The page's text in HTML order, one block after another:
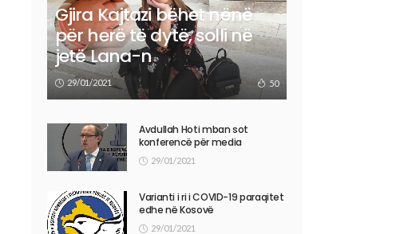
Gjira Kajtazi bëhet nënë
për herë të dytë, solli në
jetë Lana-n
29/01/2021 50
Avdullah Hoti mban sot
konferencë për media
29/01/2021
Varianti i ri i COVID-19 paraqitet
edhe në Kosovë
29/01/2021